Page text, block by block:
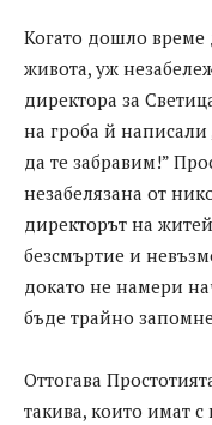
Когато дошло
живота, уж
директора за
на гроба й
да те забравим!”
незабелязана от
директорът на
безсмъртие и
докато не намери
бъде трайно
Оттогава
такива, които имат